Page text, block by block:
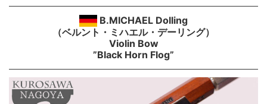
B.MICHAEL Dolling
（ベルント・ミハエル・デーリング）
Violin Bow
”Black Horn Flog”